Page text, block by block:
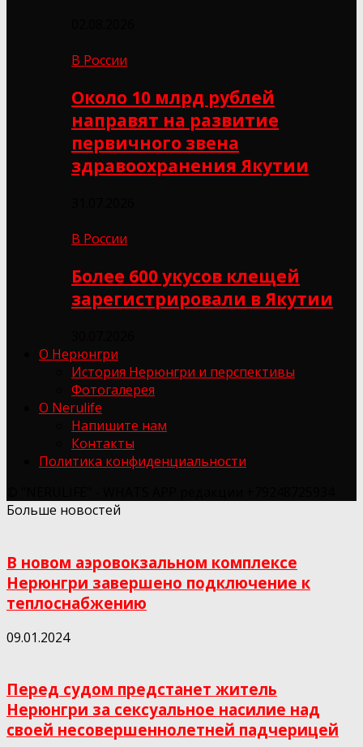
В России
Около 10 млрд рублей
направят на развитие
первичного звена
здравоохранения Якутии
В России
Более 600 укусов клещей
зарегистрировали в Якутии
О Нерюнгри
История Нерюнгри и перспективы
Фотогалерея
О Nerulife
Напишите нам
Контакты
Политика конфиденциальности
Больше новостей
В новом аэровокзальном комплексе
Нерюнгри завершено подключение к
теплоснабжению
09.01.2024
Перед судом предстанет житель
Нерюнгри за сексуальное насилие над
своей несовершеннолетней падчерицей